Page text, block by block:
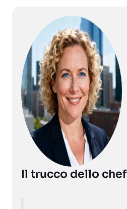
Il trucco dello chef